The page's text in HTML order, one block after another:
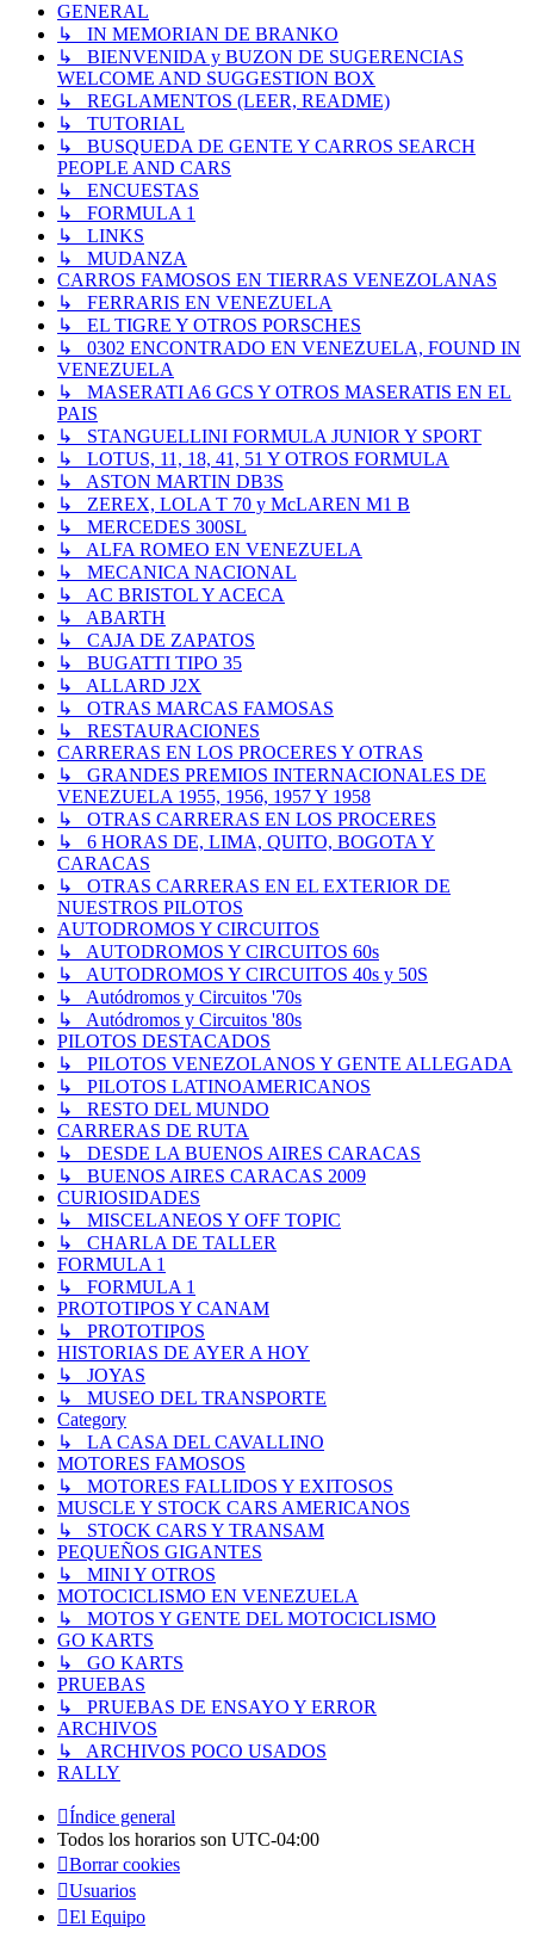
GENERAL
↳ IN MEMORIAN DE BRANKO
↳ BIENVENIDA y BUZON DE SUGERENCIAS
WELCOME AND SUGGESTION BOX
↳ REGLAMENTOS (LEER, README)
↳ TUTORIAL
↳ BUSQUEDA DE GENTE Y CARROS SEARCH
PEOPLE AND CARS
↳ ENCUESTAS
↳ FORMULA 1
↳ LINKS
↳ MUDANZA
CARROS FAMOSOS EN TIERRAS VENEZOLANAS
↳ FERRARIS EN VENEZUELA
↳ EL TIGRE Y OTROS PORSCHES
↳ 0302 ENCONTRADO EN VENEZUELA, FOUND IN
VENEZUELA
↳ MASERATI A6 GCS Y OTROS MASERATIS EN EL
PAIS
↳ STANGUELLINI FORMULA JUNIOR Y SPORT
↳ LOTUS, 11, 18, 41, 51 Y OTROS FORMULA
↳ ASTON MARTIN DB3S
↳ ZEREX, LOLA T 70 y McLAREN M1 B
↳ MERCEDES 300SL
↳ ALFA ROMEO EN VENEZUELA
↳ MECANICA NACIONAL
↳ AC BRISTOL Y ACECA
↳ ABARTH
↳ CAJA DE ZAPATOS
↳ BUGATTI TIPO 35
↳ ALLARD J2X
↳ OTRAS MARCAS FAMOSAS
↳ RESTAURACIONES
CARRERAS EN LOS PROCERES Y OTRAS
↳ GRANDES PREMIOS INTERNACIONALES DE
VENEZUELA 1955, 1956, 1957 Y 1958
↳ OTRAS CARRERAS EN LOS PROCERES
↳ 6 HORAS DE, LIMA, QUITO, BOGOTA Y
CARACAS
↳ OTRAS CARRERAS EN EL EXTERIOR DE
NUESTROS PILOTOS
AUTODROMOS Y CIRCUITOS
↳ AUTODROMOS Y CIRCUITOS 60s
↳ AUTODROMOS Y CIRCUITOS 40s y 50S
↳ Autódromos y Circuitos '70s
↳ Autódromos y Circuitos '80s
PILOTOS DESTACADOS
↳ PILOTOS VENEZOLANOS Y GENTE ALLEGADA
↳ PILOTOS LATINOAMERICANOS
↳ RESTO DEL MUNDO
CARRERAS DE RUTA
↳ DESDE LA BUENOS AIRES CARACAS
↳ BUENOS AIRES CARACAS 2009
CURIOSIDADES
↳ MISCELANEOS Y OFF TOPIC
↳ CHARLA DE TALLER
FORMULA 1
↳ FORMULA 1
PROTOTIPOS Y CANAM
↳ PROTOTIPOS
HISTORIAS DE AYER A HOY
↳ JOYAS
↳ MUSEO DEL TRANSPORTE
Category
↳ LA CASA DEL CAVALLINO
MOTORES FAMOSOS
↳ MOTORES FALLIDOS Y EXITOSOS
MUSCLE Y STOCK CARS AMERICANOS
↳ STOCK CARS Y TRANSAM
PEQUEÑOS GIGANTES
↳ MINI Y OTROS
MOTOCICLISMO EN VENEZUELA
↳ MOTOS Y GENTE DEL MOTOCICLISMO
GO KARTS
↳ GO KARTS
PRUEBAS
↳ PRUEBAS DE ENSAYO Y ERROR
ARCHIVOS
↳ ARCHIVOS POCO USADOS
RALLY
Índice general
Todos los horarios son UTC-04:00
Borrar cookies
Usuarios
El Equipo